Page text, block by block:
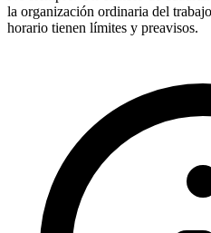
la organización ordinaria del
horario tienen límites y preavisos.